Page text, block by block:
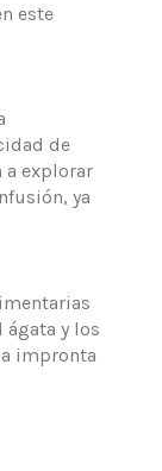
este
de
a explorar
ya
y los
impronta